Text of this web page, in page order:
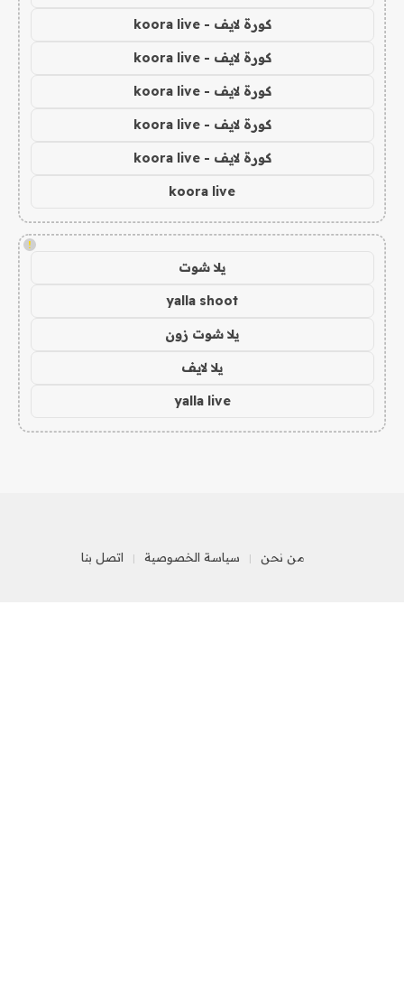
كورة لايف - koora live
كورة لايف - koora live
كورة لايف - koora live
كورة لايف - koora live
كورة لايف - koora live
koora live
!
يلا شوت
yalla shoot
يلا شوت زون
يلا لايف
yalla live
من نحن سياسة الخصوصية اتصل بنا